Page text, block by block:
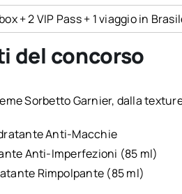
+ 2 VIP Pass + 1 viaggio in
del concorso
Sorbetto Garnier, dalla
Anti-Macchie
Anti-Imperfezioni (85 ml)
Rimpolpante (85 ml)